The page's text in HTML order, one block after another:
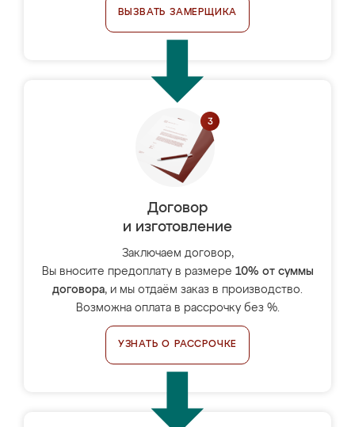
ВЫЗВАТЬ ЗАМЕРЩИКА
Договор
и изготовление
Заключаем договор,
Вы вносите предоплату в размере 10% от суммы
договора, и мы отдаём заказ в производство.
Возможна оплата в рассрочку без %.
УЗНАТЬ О РАССРОЧКЕ